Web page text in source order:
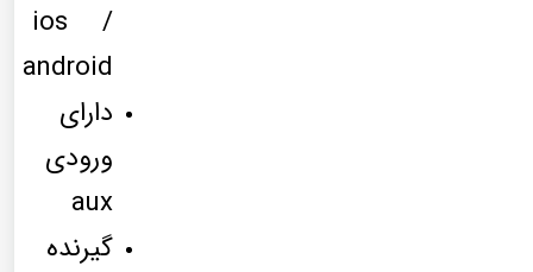
ios /
android
دارای
ورودی
aux
گیرنده